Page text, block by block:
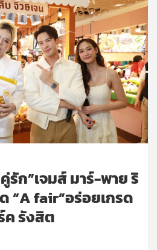
รัก”เจมส์ มาร์-พาย ริ
“A fair”อร่อยเกรด
ค รังสิต